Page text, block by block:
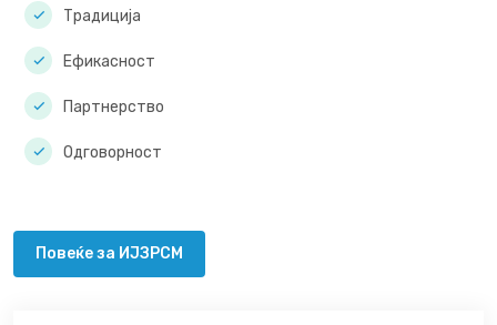
Традиција
Ефикасност
Партнерство
Одговорност
Повеќе за ИЈЗРСМ